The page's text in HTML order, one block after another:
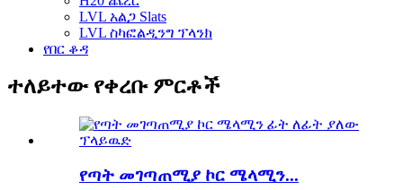
LVL አልጋ Slats
LVL ስካፎልዲንግ ፕላንክ
የበር ቆዳ
ተለይተው የቀረቡ ምርቶች
የጣት መገጣጠሚያ ኮር ሜላሚን...